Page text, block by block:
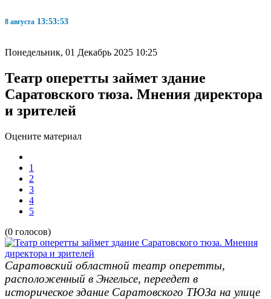
8 августа 13:53:54
Понедельник, 01 Декабрь 2025 10:25
Театр оперетты займет здание
Саратовского тюза. Мнения директора
и зрителей
Оцените материал
1
2
3
4
5
(0 голосов)
Саратовский областной театр оперетты,
расположенный в Энгельсе, переедет в
историческое здание Саратовского ТЮЗа на улице